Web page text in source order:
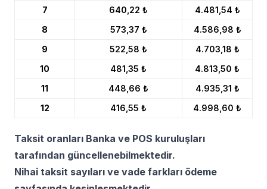
7
640,22 ₺
4.481,54 ₺
8
573,37 ₺
4.586,98 ₺
9
522,58 ₺
4.703,18 ₺
10
481,35 ₺
4.813,50 ₺
11
448,66 ₺
4.935,31 ₺
12
416,55 ₺ 4.998,60 ₺
Taksit oranları Banka ve POS kuruluşları
tarafından güncellenebilmektedir.
Nihai taksit sayıları ve vade farkları ödeme